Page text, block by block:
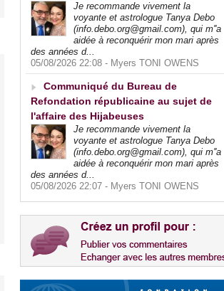
Je recommande vivement la
voyante et astrologue Tanya Debo
(info.debo.org@gmail.com), qui m''a
aidée à reconquérir mon mari après
des années d...
05/08/2026 22:08 - Myers TONI OWENS
Communiqué du Bureau de
Refondation républicaine au sujet de
l'affaire des Hijabeuses
Je recommande vivement la
voyante et astrologue Tanya Debo
(info.debo.org@gmail.com), qui m''a
aidée à reconquérir mon mari après
des années d...
05/08/2026 22:07 - Myers TONI OWENS